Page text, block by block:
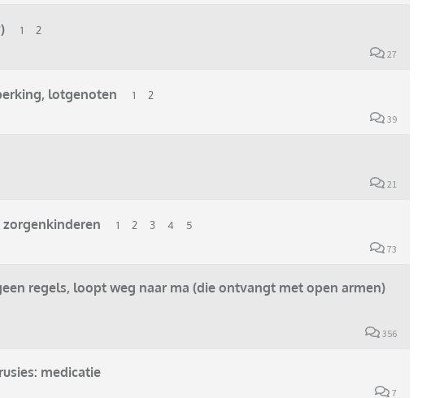
1 2
27
lotgenoten 1 2
39
21
1 2 3 4 5
73
regels, loopt weg naar ma (die ontvangt met open armen)
356
medicatie
7